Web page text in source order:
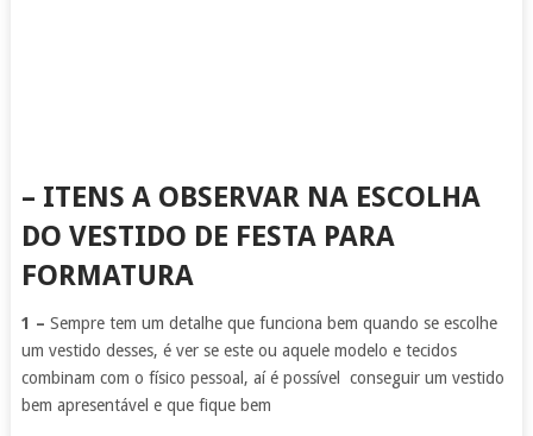
– ITENS A OBSERVAR NA ESCOLHA
DO VESTIDO DE FESTA PARA
FORMATURA
1 – Sempre tem um detalhe que funciona bem quando se escolhe
um vestido desses, é ver se este ou aquele modelo e tecidos
combinam com o físico pessoal, aí é possível conseguir um vestido
bem apresentável e que fique bem